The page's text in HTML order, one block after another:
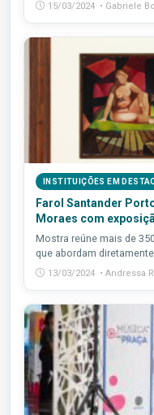
15/03/2024 • Gabriele
INSTITUIÇÕES EM
Farol Santander
Moraes com
Mostra reúne mais de
que abordam
13/03/2024 • Andressa